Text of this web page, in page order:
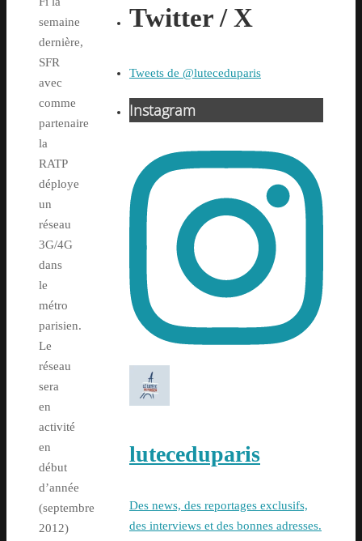
semaine
dernière,
SFR
avec
comme
partenaire
la
RATP
déploye
un
réseau
3G/4G
dans
le
métro
parisien.
Le
réseau
sera
en
activité
en
début
d’année
(septembre
2012)
Twitter / X
Tweets de @luteceduparis
Instagram
luteceduparis
Des news, des reportages exclusifs,
des interviews et des bonnes adresses.